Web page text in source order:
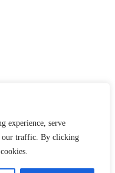
experience, serve
our traffic. By clicking
CNCS | CNATDCU
Termeni si Condiţii